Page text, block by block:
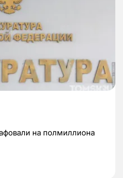
на полмиллиона